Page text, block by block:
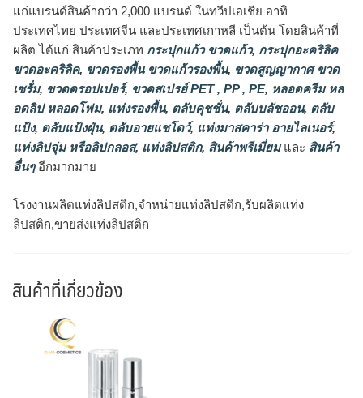
แก่แบรนด์สินค้ากว่า 2,000 แบรนด์ ในทวีปเอเชีย อาทิ
ประเทศไทย ประเทศจีน และประเทศเกาหลี เป็นต้น โดยสินค้าที่
ผลิต ได้แก่ สินค้าประเภท กระปุกแก้ว ขวดแก้ว, กระปุกอะคริลิค
ขวดอะคริลิค, ขวดรองพื้น ขวดแก้วรองพื้น, ขวดสูญญากาศ ขวด
เซรั่ม, ขวดดรอปเปอร์, ขวดสเปรย์ PET , PP , PE, หลอดครีม หล
อดลิป หลอดโฟม, แท่งรองพื้น, ตลับคุชชั่น, ตลับบลัชออน, ตลับ
แป้ง, ตลับแป้งฝุ่น, ตลับอายแชโดว์, แท่งมาสคาร่า อายไลเนอร์,
แท่งลิปจุ่ม หรือลิปกลอส, แท่งลิปสติก, สินค้าพรีเมี่ยมและ สินค้า
อื่นๆอีกมากมาย
โรงงานผลิตแท่งลิปสติก,จำหน่ายแท่งลิปสติก,รับผลิตแท่ง
ลิปสติก,ขายส่งแท่งลิปสติก
สินค้าที่เกี่ยวข้อง